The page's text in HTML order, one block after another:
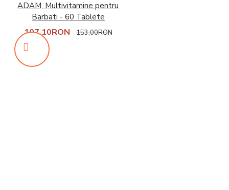
ADAM, Multivitamine pentru
Barbati - 60 Tablete
107,10RON 153,00RON